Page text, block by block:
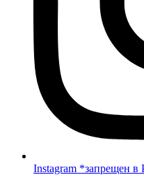
Instagram *запрещен в